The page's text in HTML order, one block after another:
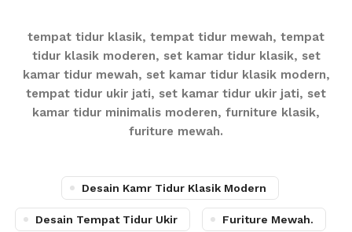
tempat tidur klasik, tempat tidur mewah, tempat
tidur klasik moderen, set kamar tidur klasik, set
kamar tidur mewah, set kamar tidur klasik modern,
tempat tidur ukir jati, set kamar tidur ukir jati, set
kamar tidur minimalis moderen, furniture klasik,
furiture mewah.
Desain Kamr Tidur Klasik Modern
Desain Tempat Tidur Ukir Furiture Mewah.